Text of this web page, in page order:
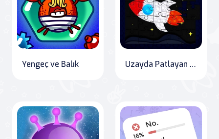
Yengeç ve Balık Uzayda Patlayan Balonları Yerleştirme